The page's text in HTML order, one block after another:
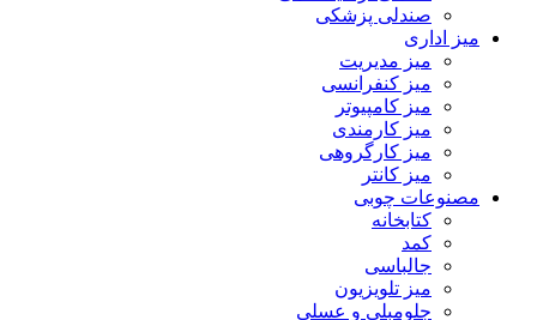
صندلی پزشکی
میز اداری
میز مدیریت
میز کنفرانسی
میز کامپیوتر
میز کارمندی
میز کارگروهی
میز کانتر
مصنوعات چوبی
کتابخانه
کمد
جالباسی
میز تلویزیون
جلومبلی و عسلی